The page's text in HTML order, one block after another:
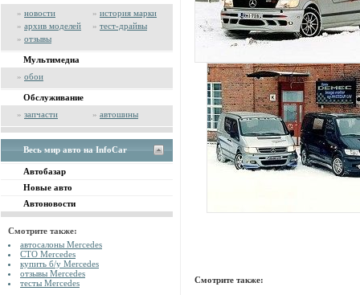
» новости » история марки
» архив моделей » тест-драйвы
» отзывы
Мультимедиа
» обои
Обслуживание
» запчасти » автошины
Весь мир авто на InfoCar
Автобазар
Новые авто
Автоновости
Смотрите также:
автосалоны Mercedes
СТО Mercedes
купить б/у Mercedes
отзывы Mercedes
тесты Mercedes
Смотрите также: